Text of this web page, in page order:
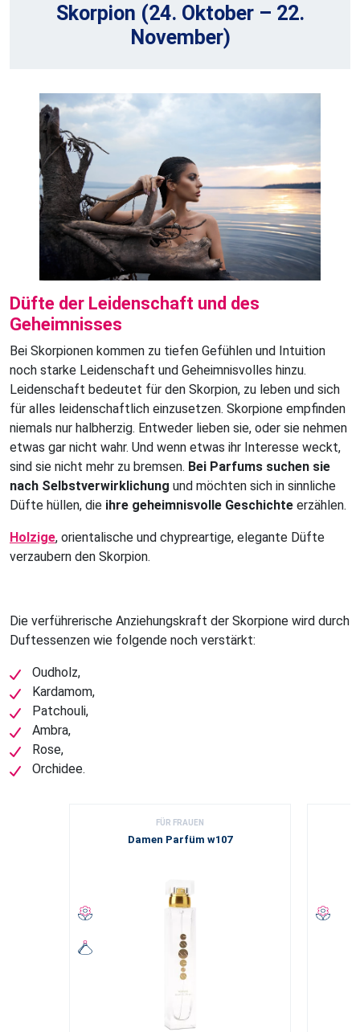
Skorpion (24. Oktober – 22.
November)
Düfte der Leidenschaft und des
Geheimnisses
Bei Skorpionen kommen zu tiefen Gefühlen und Intuition
noch starke Leidenschaft und Geheimnisvolles hinzu.
Leidenschaft bedeutet für den Skorpion, zu leben und sich
für alles leidenschaftlich einzusetzen. Skorpione empfinden
niemals nur halbherzig. Entweder lieben sie, oder sie nehmen
etwas gar nicht wahr. Und wenn etwas ihr Interesse weckt,
sind sie nicht mehr zu bremsen. Bei Parfums suchen sie
nach Selbstverwirklichung und möchten sich in sinnliche
Düfte hüllen, die ihre geheimnisvolle Geschichte erzählen.
Holzige, orientalische und chypreartige, elegante Düfte
verzaubern den Skorpion.
Die verführerische Anziehungskraft der Skorpione wird durch
Duftessenzen wie folgende noch verstärkt:
Oudholz,
Kardamom,
Patchouli,
Ambra,
Rose,
Orchidee.
FÜR FRAUEN
Damen Parfüm w107